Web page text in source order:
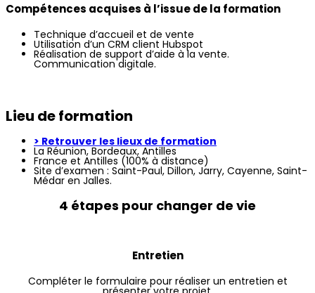
Compétences acquises à l’issue de la formation
Technique d’accueil et de vente
Utilisation d’un CRM client Hubspot
Réalisation de support d’aide à la vente.
Communication digitale.
Lieu de formation
> Retrouver les lieux de formation
La Réunion, Bordeaux, Antilles
France et Antilles (100% à distance)
Site d’examen : Saint-Paul, Dillon, Jarry, Cayenne, Saint-
Médar en Jalles.
4 étapes pour changer de vie
Entretien
Compléter le formulaire pour réaliser un entretien et